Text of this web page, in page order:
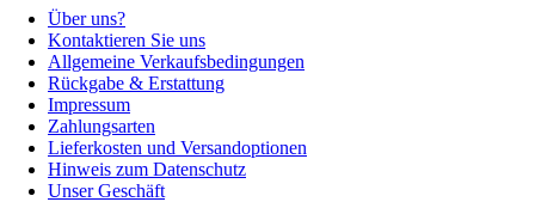
Über uns?
Kontaktieren Sie uns
Allgemeine Verkaufsbedingungen
Rückgabe & Erstattung
Impressum
Zahlungsarten
Lieferkosten und Versandoptionen
Hinweis zum Datenschutz
Unser Geschäft